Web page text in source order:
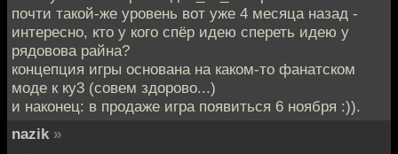
почти такой-же уровень вот уже 4 месяца назад -
интересно, кто у кого спёр идею спереть идею у
рядовова райна?
концепция игры основана на каком-то фанатском
моде к ку3 (совем здорово...)
и наконец: в продаже игра появиться 6 ноября :)).
nazik »